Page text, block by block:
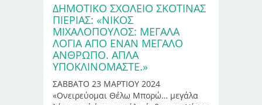
ΔΗΜΟΤΙΚΌ ΣΧΟΛΕΊΟ ΣΚΟΤΊΝΑΣ
ΠΙΕΡΊΑΣ: «ΝΊΚΟΣ
ΜΙΧΑΛΌΠΟΥΛΟΣ: ΜΕΓΆΛΑ
ΛΌΓΙΑ ΑΠΌ ΈΝΑΝ ΜΕΓΆΛΟ
ΆΝΘΡΩΠΟ. ΑΠΛΆ
ΥΠΟΚΛΙΝΌΜΑΣΤΕ.»
ΣΑΒΒΑΤΟ 23 ΜΑΡΤΙΟΥ 2024
«Ονειρεύομαι Θέλω Μπορώ… μεγάλα